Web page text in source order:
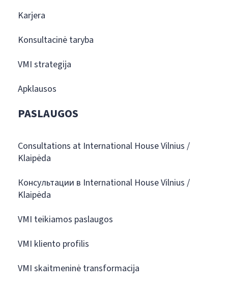
Karjera
Konsultacinė taryba
VMI strategija
Apklausos
PASLAUGOS
Consultations at International House Vilnius /
Klaipėda
Консультации в International House Vilnius /
Klaipėda
VMI teikiamos paslaugos
VMI kliento profilis
VMI skaitmeninė transformacija